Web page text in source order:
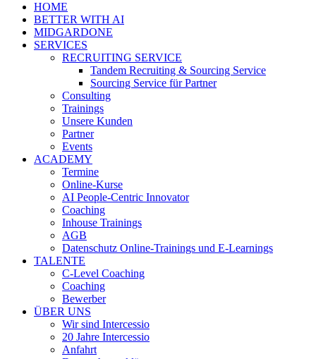
HOME
BETTER WITH AI
MIDGARDONE
SERVICES
RECRUITING SERVICE
Tandem Recruiting & Sourcing Service
Sourcing Service für Partner
Consulting
Trainings
Unsere Kunden
Partner
Events
ACADEMY
Termine
Online-Kurse
AI People-Centric Innovator
Coaching
Inhouse Trainings
AGB
Datenschutz Online-Trainings und E-Learnings
TALENTE
C-Level Coaching
Coaching
Bewerber
ÜBER UNS
Wir sind Intercessio
20 Jahre Intercessio
Anfahrt